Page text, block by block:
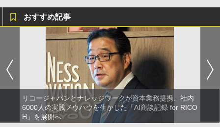
おすすめ記事
リコージャパンとナレッジワークが資本業務提携、社内
6000人の実践ノウハウを生かした「AI商談記録 for RICO
H」を展開へ